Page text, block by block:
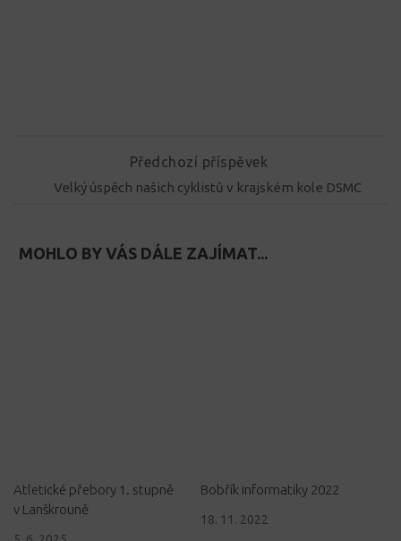
Předchozí příspěvek
Velký úspěch našich cyklistů v krajském kole DSMC
MOHLO BY VÁS DÁLE ZAJÍMAT...
Atletické přebory 1. stupně
v Lanškrouně
Bobřík informatiky 2022
18. 11. 2022